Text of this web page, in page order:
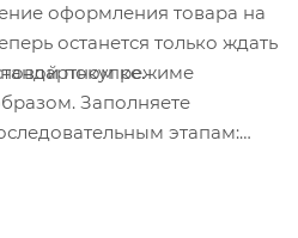
оформления товара на
останется только ждать
покупке.режиме
Заполняете
этапам: